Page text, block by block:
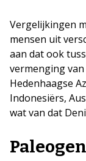
Vergelijkingen
mensen uit
aan dat ook
vermenging
Hedenhaagse
Indonesiërs,
wat van dat